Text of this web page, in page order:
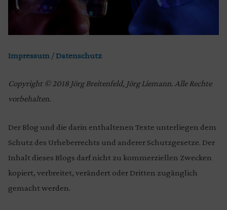
Impressum / Datenschutz
Copyright © 2018 Jörg Breitenfeld, Jörg Liemann. Alle Rechte
vorbehalten.
Der Blog und die darin enthaltenen Texte unterliegen dem
Schutz des Urheberrechts und anderer Schutzgesetze. Der
Inhalt dieses Blogs darf nicht zu kommerziellen Zwecken
kopiert, verbreitet, verändert oder Dritten zugänglich
gemacht werden.